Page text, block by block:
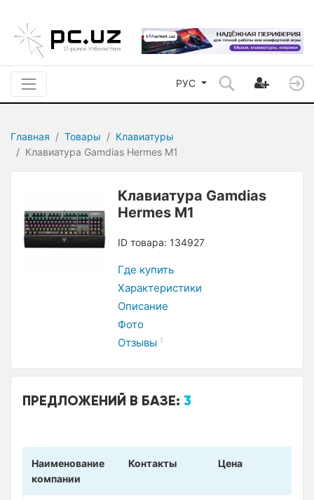
РУС
Главная Товары
Клавиатуры
Клавиатура Gamdias Hermes M1
Клавиатура Gamdias
Hermes M1
ID товара: 134927
Где купить
Характеристики
Описание
Фото
Отзывы 1
ПРЕДЛОЖЕНИЙ В БАЗЕ: 3
Наименование
компании
Контакты Цена